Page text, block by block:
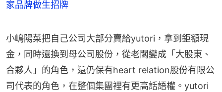
家品牌做生招牌
小嶋陽菜把自己公司大部分賣給yutori，拿到鉅額現
金，同時還換到母公司股份，從老闆變成「大股東、
合夥人」的角色，還仍保有heart relation股份有限公
司代表的角色，在整個集團裡有更高話語權。yutori